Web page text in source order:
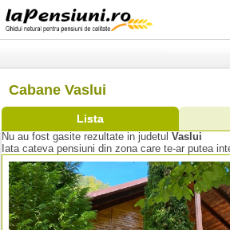
Cabane Vaslui
Lista
Nu au fost gasite rezultate in judetul Vaslui
Iata cateva pensiuni din zona care te-ar putea